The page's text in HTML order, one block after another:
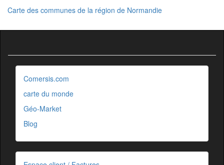
Carte des communes de la région de Normandie
Comersis.com
carte du monde
Géo-Market
Blog